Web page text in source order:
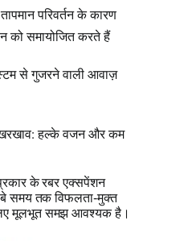
परिवर्तन के कारण
को समायोजित करते हैं
से गुजरने वाली आवाज़
हल्के वजन और कम
के रबर एक्सपेंशन
समय तक विफलता-मुक्त
मूलभूत समझ आवश्यक है।